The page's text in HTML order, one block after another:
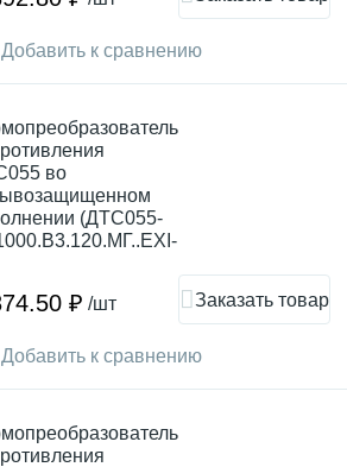
Добавить к сравнению
Добавить к сравнению
во
(ДТС055-
₽ /шт Заказать товар